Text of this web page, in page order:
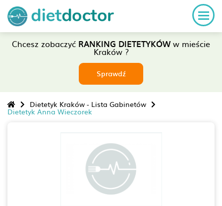
Chcesz zobaczyć RANKING DIETETYKÓWw mieście
Kraków ?
Sprawdź
Dietetyk Kraków - Lista Gabinetów
Dietetyk Anna Wieczorek